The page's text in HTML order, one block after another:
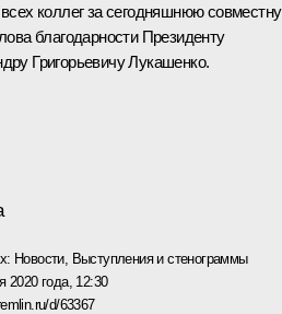
коллег за сегодняшнюю
благодарности Президенту
Григорьевичу Лукашенко.
Новости, Выступления и стенограммы
2020 года, 12:30
d/63367